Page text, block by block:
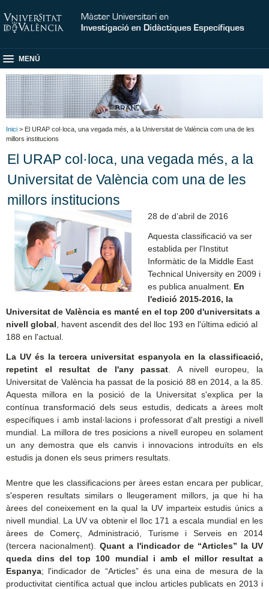
MENÚ
Inici > El URAP col·loca, una vegada més, a la Universitat de València com una de les
millors institucions
El URAP col·loca, una vegada més, a la
Universitat de València com una de les
millors institucions
28 de d’abril de 2016
Aquesta classificació va ser
establida per l'Institut
Informàtic de la Middle East
Technical University en 2009 i
es publica anualment. En
l'edició 2015-2016, la
Universitat de València es manté en el top 200 d'universitats a
nivell global , havent ascendit des del lloc 193 en l'última edició al
188 en l'actual.
La UV és la tercera universitat espanyola en la classificació,
repetint el resultat de l'any passat . A nivell europeu, la
Universitat de València ha passat de la posició 88 en 2014, a la 85.
Aquesta millora en la posició de la Universitat s'explica per la
contínua transformació dels seus estudis, dedicats a àrees molt
específiques i amb instal·lacions i professorat d'alt prestigi a nivell
mundial. La millora de tres posicions a nivell europeu en solament
un any demostra que els canvis i innovacions introduïts en els
estudis ja donen els seus primers resultats.
Mentre que les classificacions per àrees estan encara per publicar,
s'esperen resultats similars o lleugerament millors, ja que hi ha
àrees del coneixement en la qual la UV imparteix estudis únics a
nivell mundial. La UV va obtenir el lloc 171 a escala mundial en les
àrees de Comerç, Administració, Turisme i Serveis en 2014
(tercera nacionalment).Quant a l'indicador de “Articles” la UV
queda dins del top 100 mundial i amb el millor resultat a
Espanya; l'indicador de “Articles” és una eina de mesura de la
productivitat científica actual que inclou articles publicats en 2013 i